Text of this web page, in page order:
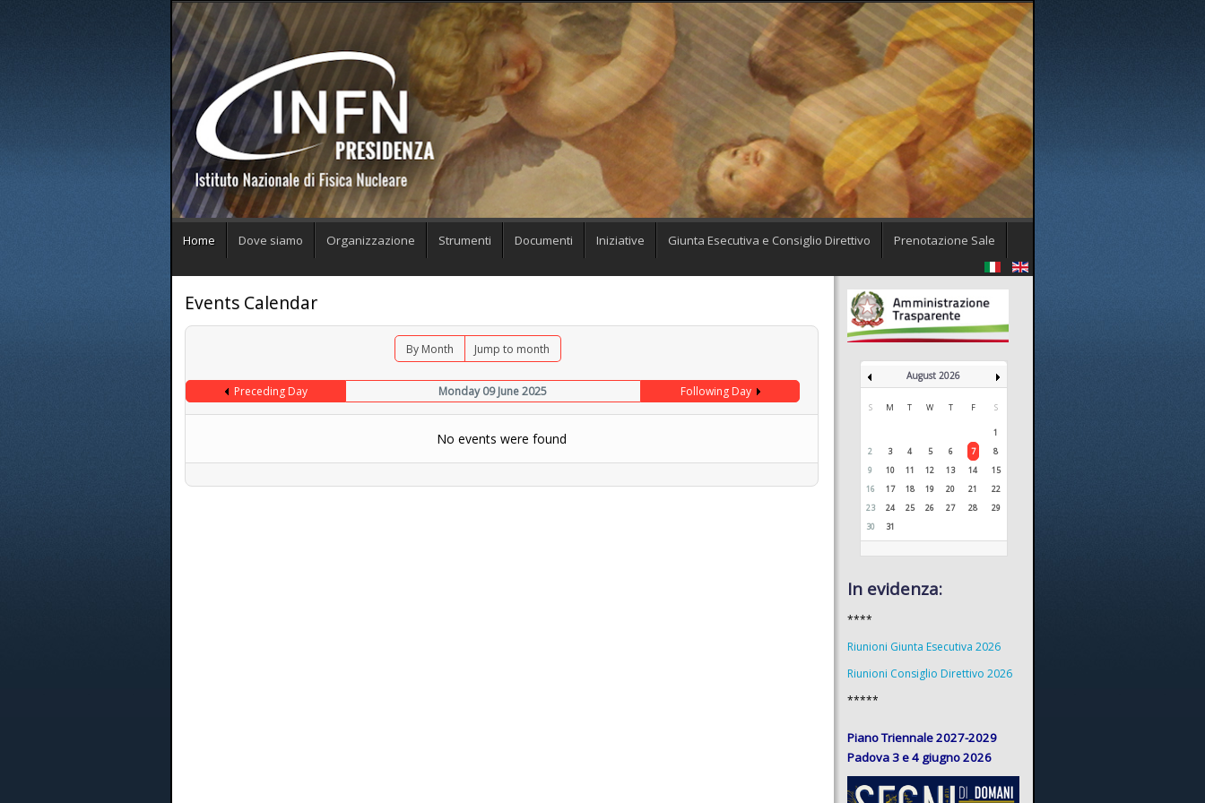
Home Dove siamo Organizzazione Strumenti Documenti Iniziative Giunta Esecutiva e Consiglio Direttivo Prenotazione Sale
Events Calendar
By Month Jump to month
Preceding Day Monday 09 June 2025 Following Day
No events were found
August 2026
S M T W T F S
1
2
3 4 5 6 7
8
9
10 11 12 13 14
15
16
17 18 19 20 21
22
23
24 25 26 27 28
29
30
31
In evidenza:
****
Riunioni Giunta Esecutiva 2026
Riunioni Consiglio Direttivo 2026
*****
Piano Triennale 2027-2029
Padova 3 e 4 giugno 2026